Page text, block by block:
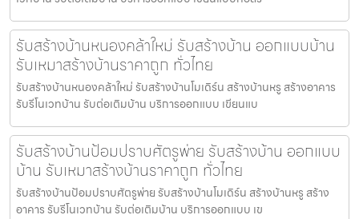
รับสร้างบ้านหนองคล้าใหม่ รับสร้างบ้าน ออกแบบบ้าน
รับเหมาสร้างบ้านราคาถูก ทั่วไทย
รับสร้างบ้านหนองคล้าใหม่ รับสร้างบ้านโมเดิร์น สร้างบ้านหรู สร้างอาคาร
รับรีโนเวทบ้าน รับต่อเติมบ้าน บริการออกแบบ เขียนแบ
รับสร้างบ้านป้อมปราบศัตรูพ่าย รับสร้างบ้าน ออกแบบ
บ้าน รับเหมาสร้างบ้านราคาถูก ทั่วไทย
รับสร้างบ้านป้อมปราบศัตรูพ่าย รับสร้างบ้านโมเดิร์น สร้างบ้านหรู สร้าง
อาคาร รับรีโนเวทบ้าน รับต่อเติมบ้าน บริการออกแบบ เข